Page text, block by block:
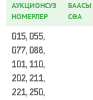
АУКЦИОНСУЗ
НОМЕРЛЕР
БААСЫ
СӨА
015, 055,
077, 088,
101, 110,
202, 211,
221, 250,